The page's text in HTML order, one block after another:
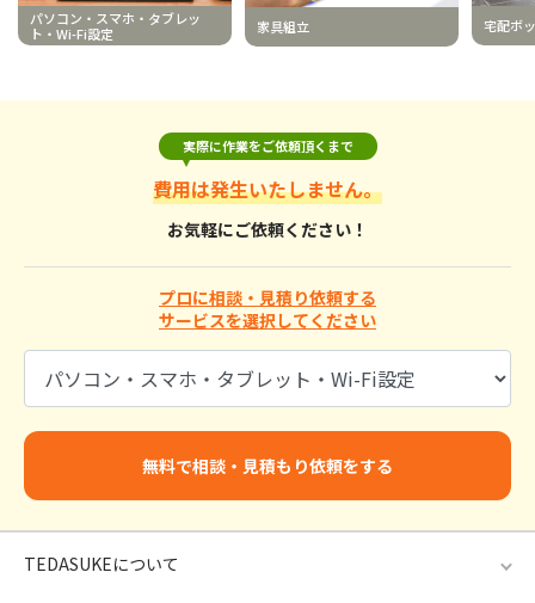
パソコン・スマホ・タブレッ
ト・Wi-Fi設定
家具組立 宅配ボ
実際に作業をご依頼頂くまで
費用は発生いたしません。
お気軽にご依頼ください！
プロに相談・見積り依頼する
サービスを選択してください
無料で相談・見積もり依頼をする
TEDASUKEについて